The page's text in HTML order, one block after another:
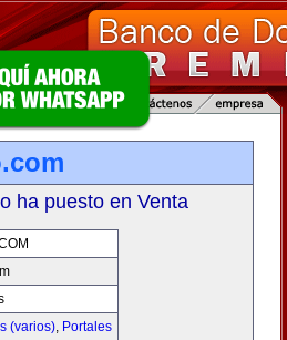
ha puesto en Venta
(varios), Portales